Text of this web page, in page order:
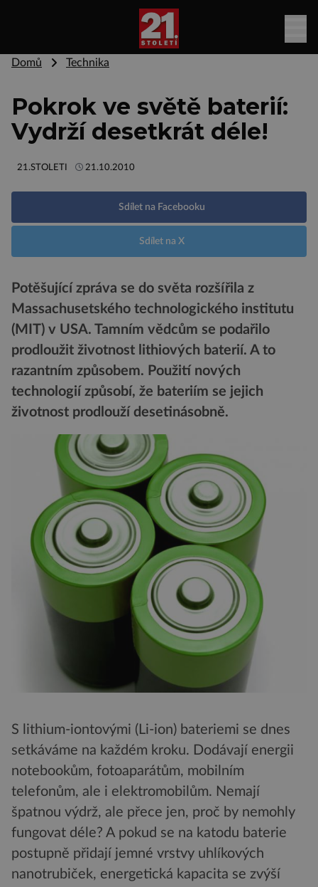
Domů Technika
Pokrok ve světě baterií:
Vydrží desetkrát déle!
21.STOLETI 21.10.2010
Sdílet na Facebooku
Sdílet na X
Potěšující zpráva se do světa rozšířila z
Massachusetského technologického institutu
(MIT) v USA. Tamním vědcům se podařilo
prodloužit životnost lithiových baterií. A to
razantním způsobem. Použití nových
technologií způsobí, že bateriím se jejich
životnost prodlouží desetinásobně.
S lithium-iontovými (Li-ion) bateriemi se dnes
setkáváme na každém kroku. Dodávají energii
notebookům, fotoaparátům, mobilním
telefonům, ale i elektromobilům. Nemají
špatnou výdrž, ale přece jen, proč by nemohly
fungovat déle? A pokud se na katodu baterie
postupně přidají jemné vrstvy uhlíkových
nanotrubiček, energetická kapacita se zvýší